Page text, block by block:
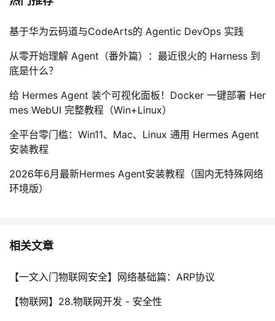
基于华为云码道与CodeArts的 Agentic DevOps 实践
从零开始理解 Agent（番外篇）：最近很火的 Harness 到
底是什么？
给 Hermes Agent 装个可视化面板！Docker 一键部署 Her
mes WebUI 完整教程（Win+Linux）
全平台零门槛：Win11、Mac、Linux 通用 Hermes Agent
安装教程
2026年6月最新Hermes Agent安装教程（国内无特殊网络
环境版）
相关文章
【一文入门物联网安全】网络基础篇：ARP协议
【物联网】28.物联网开发 - 安全性